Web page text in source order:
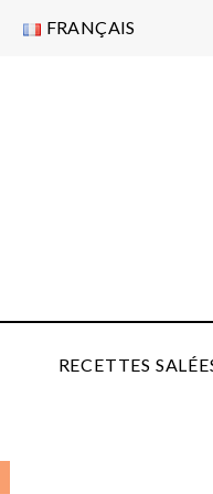
FRANÇAIS
RECETTES